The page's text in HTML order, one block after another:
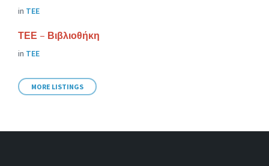
in ΤΕΕ
ΤΕΕ – Βιβλιοθήκη
in ΤΕΕ
MORE LISTINGS